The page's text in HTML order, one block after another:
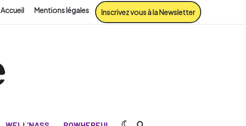
Accueil Mentions légales Inscrivez vous à la Newsletter